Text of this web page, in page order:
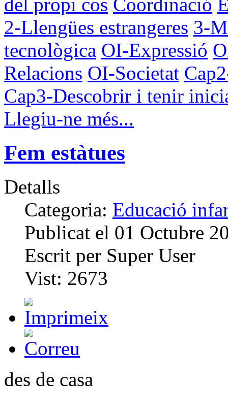
del propi cos Coordinació
2-Llengües estrangeres 3-
tecnològica OI-Expressió
Relacions OI-Societat
Cap3-Descobrir i tenir
Llegiu-ne més...
Fem estàtues
Detalls
Categoria: Educació
Publicat el 01 Octubre
Escrit per Super User
Vist: 2673
des de casa